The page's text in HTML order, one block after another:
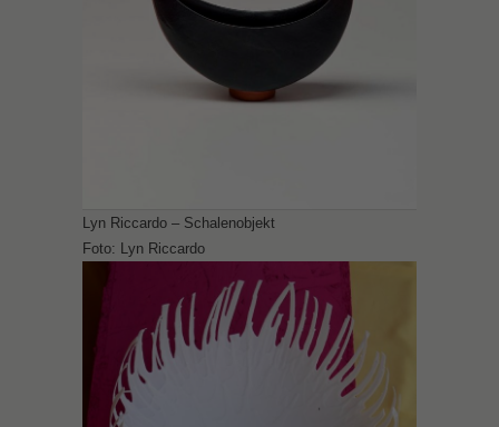
Lyn Riccardo – Schalenobjekt
Foto: Lyn Riccardo